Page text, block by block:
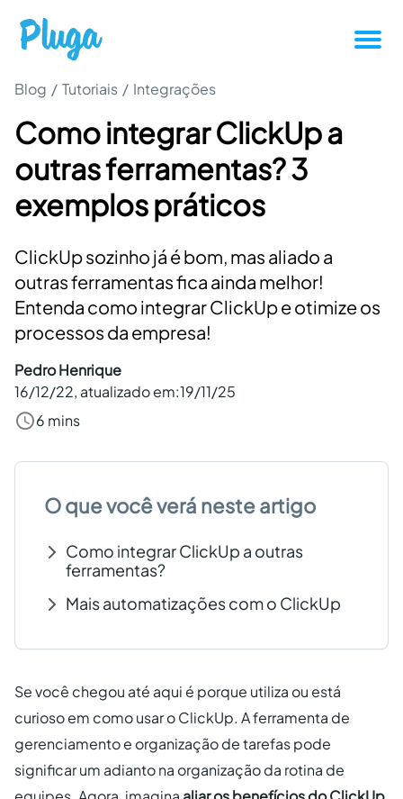
Tutoriais
Produtividade
Novidades da Pluga
Casos de sucesso
Outros
Blog / Tutoriais / Integrações
Como integrar ClickUp a
outras ferramentas? 3
exemplos práticos
ClickUp sozinho já é bom, mas aliado a
outras ferramentas fica ainda melhor!
Entenda como integrar ClickUp e otimize os
processos da empresa!
Pedro Henrique
16/12/22, atualizado em:19/11/25
6 mins
O que você verá neste artigo
Como integrar ClickUp a outras
ferramentas?
Mais automatizações com o ClickUp
Se você chegou até aqui é porque utiliza ou está
curioso em como usar o ClickUp. A ferramenta de
gerenciamento e organização de tarefas pode
significar um adianto na organização da rotina de